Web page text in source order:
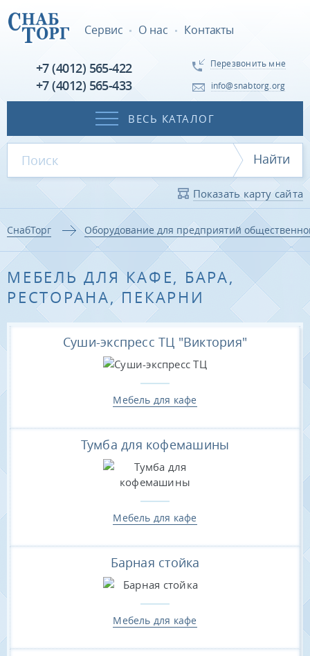
Сервис О нас Контакты
+7 (4012) 565-422
+7 (4012) 565-433
Перезвонить мне
info@snabtorg.org
ВЕСЬ КАТАЛОГ
Найти
Показать карту сайта
СнабТорг Оборудование для предприятий
МЕБЕЛЬ ДЛЯ КАФЕ, БАРА,
РЕСТОРАНА, ПЕКАРНИ
Суши-экспресс ТЦ "Виктория"
Мебель для кафе
Тумба для кофемашины
Мебель для кафе
Барная стойка
Мебель для кафе